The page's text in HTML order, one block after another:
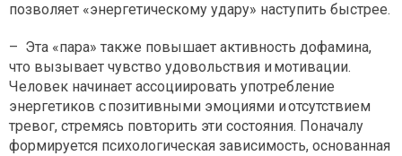
позволяет «энергетическому удару» наступить быстрее.
– Эта «пара» также повышает активность дофамина,
что вызывает чувство удовольствия и мотивации.
Человек начинает ассоциировать употребление
энергетиков с позитивными эмоциями и отсутствием
тревог, стремясь повторить эти состояния. Поначалу
формируется психологическая зависимость, основанная